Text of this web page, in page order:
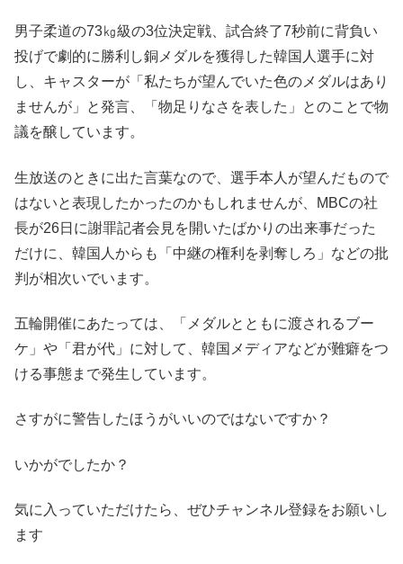
男子柔道の73㎏級の3位決定戦、試合終了7秒前に背負い
投げで劇的に勝利し銅メダルを獲得した韓国人選手に対
し、キャスターが「私たちが望んでいた色のメダルはあり
ませんが」と発言、「物足りなさを表した」とのことで物
議を醸しています。
生放送のときに出た言葉なので、選手本人が望んだもので
はないと表現したかったのかもしれませんが、MBCの社
長が26日に謝罪記者会見を開いたばかりの出来事だった
だけに、韓国人からも「中継の権利を剥奪しろ」などの批
判が相次いでいます。
五輪開催にあたっては、「メダルとともに渡されるブー
ケ」や「君が代」に対して、韓国メディアなどが難癖をつ
ける事態まで発生しています。
さすがに警告したほうがいいのではないですか？
いかがでしたか？
気に入っていただけたら、ぜひチャンネル登録をお願いし
ます